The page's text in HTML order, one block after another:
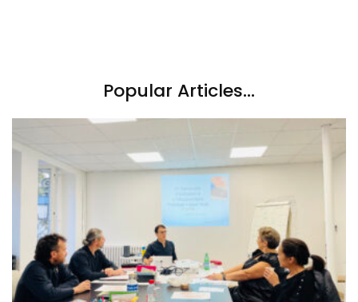
Popular Articles...